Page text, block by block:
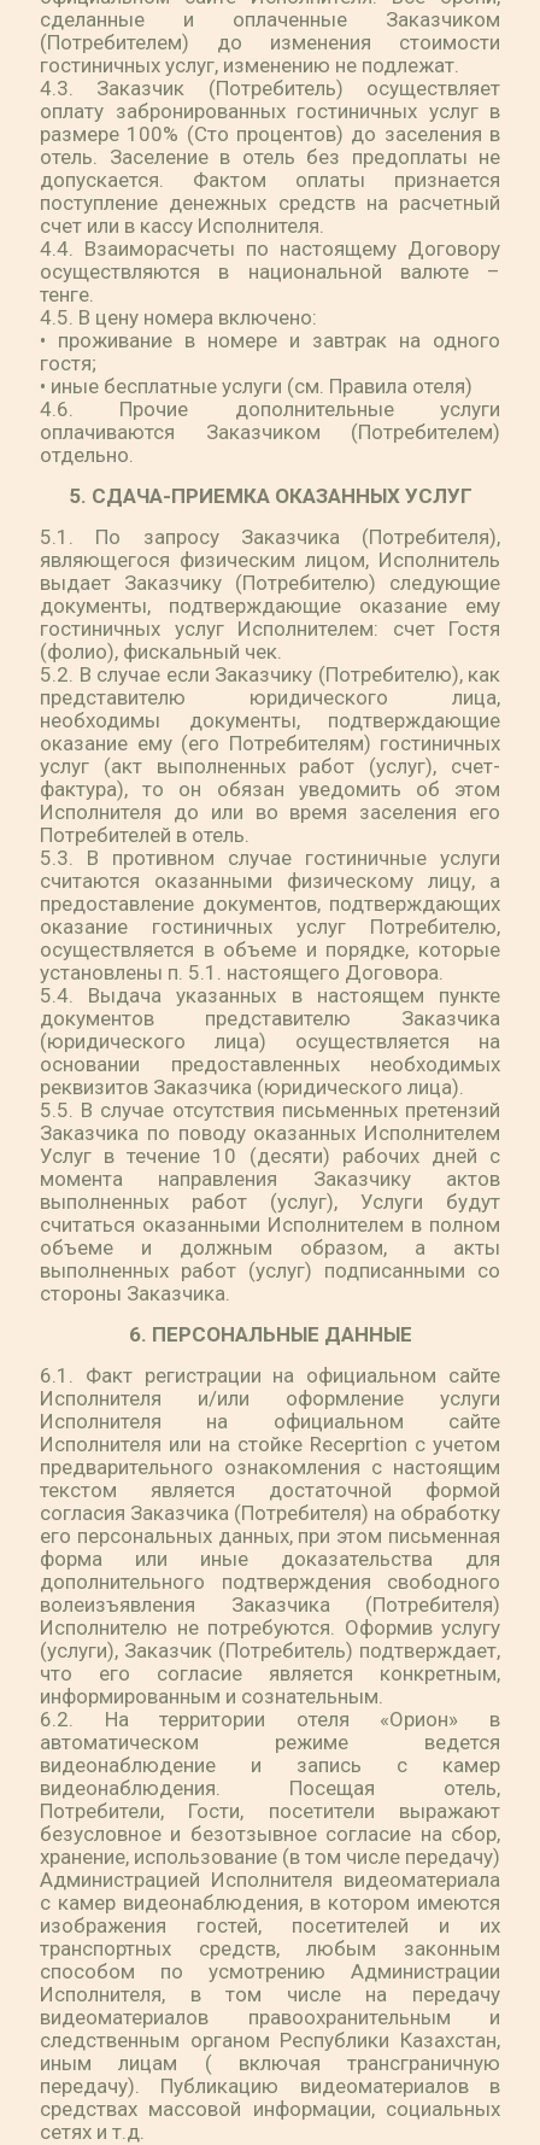
сделанные и оплаченные Заказчиком
(Потребителем) до изменения стоимости
гостиничных услуг, изменению не подлежат.
4.3. Заказчик (Потребитель) осуществляет
оплату забронированных гостиничных услуг в
размере 100% (Сто процентов) до заселения в
отель. Заселение в отель без предоплаты не
допускается. Фактом оплаты признается
поступление денежных средств на расчетный
счет или в кассу Исполнителя.
4.4. Взаиморасчеты по настоящему Договору
осуществляются в национальной валюте –
тенге.
4.5. В цену номера включено:
• проживание в номере и завтрак на одного
гостя;
• иные бесплатные услуги (см. Правила отеля)
4.6. Прочие дополнительные услуги
оплачиваются Заказчиком (Потребителем)
отдельно.
5. СДАЧА-ПРИЕМКА ОКАЗАННЫХ УСЛУГ
5.1. По запросу Заказчика (Потребителя),
являющегося физическим лицом, Исполнитель
выдает Заказчику (Потребителю) следующие
документы, подтверждающие оказание ему
гостиничных услуг Исполнителем: счет Гостя
(фолио), фискальный чек.
5.2. В случае если Заказчику (Потребителю), как
представителю юридического лица,
необходимы документы, подтверждающие
оказание ему (его Потребителям) гостиничных
услуг (акт выполненных работ (услуг), счет-
фактура), то он обязан уведомить об этом
Исполнителя до или во время заселения его
Потребителей в отель.
5.3. В противном случае гостиничные услуги
считаются оказанными физическому лицу, а
предоставление документов, подтверждающих
оказание гостиничных услуг Потребителю,
осуществляется в объеме и порядке, которые
установлены п. 5.1. настоящего Договора.
5.4. Выдача указанных в настоящем пункте
документов представителю Заказчика
(юридического лица) осуществляется на
основании предоставленных необходимых
реквизитов Заказчика (юридического лица).
5.5. В случае отсутствия письменных претензий
Заказчика по поводу оказанных Исполнителем
Услуг в течение 10 (десяти) рабочих дней с
момента направления Заказчику актов
выполненных работ (услуг), Услуги будут
считаться оказанными Исполнителем в полном
объеме и должным образом, а акты
выполненных работ (услуг) подписанными со
стороны Заказчика.
6. ПЕРСОНАЛЬНЫЕ ДАННЫЕ
6.1. Факт регистрации на официальном сайте
Исполнителя и/или оформление услуги
Исполнителя на официальном сайте
Исполнителя или на стойке Receprtion с учетом
предварительного ознакомления с настоящим
текстом является достаточной формой
согласия Заказчика (Потребителя) на обработку
его персональных данных, при этом письменная
форма или иные доказательства для
дополнительного подтверждения свободного
волеизъявления Заказчика (Потребителя)
Исполнителю не потребуются. Оформив услугу
(услуги), Заказчик (Потребитель) подтверждает,
что его согласие является конкретным,
информированным и сознательным.
6.2. На территории отеля «Орион» в
автоматическом режиме ведется
видеонаблюдение и запись с камер
видеонаблюдения. Посещая отель,
Потребители, Гости, посетители выражают
безусловное и безотзывное согласие на сбор,
хранение, использование (в том числе передачу)
Администрацией Исполнителя видеоматериала
с камер видеонаблюдения, в котором имеются
изображения гостей, посетителей и их
транспортных средств, любым законным
способом по усмотрению Администрации
Исполнителя, в том числе на передачу
видеоматериалов правоохранительным и
следственным органом Республики Казахстан,
иным лицам ( включая трансграничную
передачу). Публикацию видеоматериалов в
средствах массовой информации, социальных
сетях и т.д.